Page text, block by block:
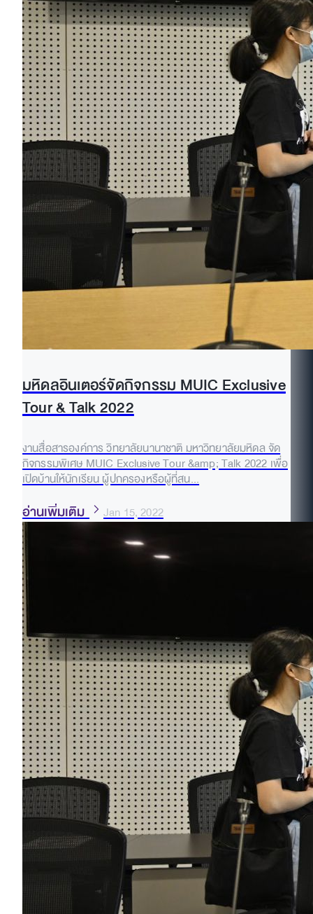
มหิดลอินเตอร์จัดกิจกรรม MUIC Exclusive
Tour & Talk 2022
งานสื่อสารองค์การ วิทยาลัยนานาชาติ มหาวิทยาลัยมหิดล จัด
กิจกรรมพิเศษ MUIC Exclusive Tour &amp; Talk 2022 เพื่อ
เปิดบ้านให้นักเรียน ผู้ปกครองหรือผู้ที่สน...
อ่านเพิ่มเติม Jan 15, 2022